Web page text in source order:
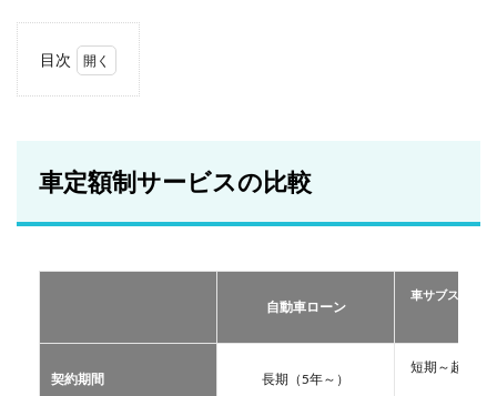
目次
ビス
の比
おす
サー
TOP
車定額制サービスの比較
自動車ローン
車サブスクリ
契約期間 長期（5年～）
短期～超長期